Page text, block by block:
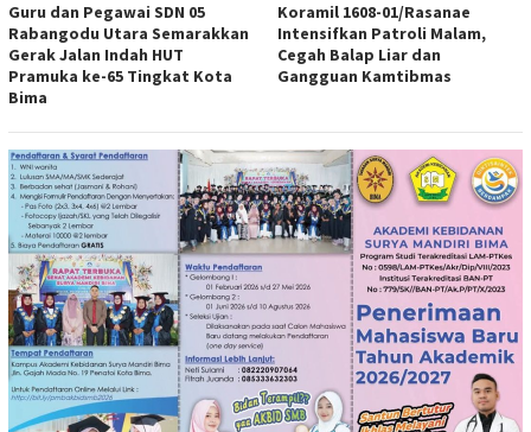
Guru dan Pegawai SDN 05
Rabangodu Utara Semarakkan
Gerak Jalan Indah HUT
Pramuka ke-65 Tingkat Kota
Bima
Koramil 1608-01/Rasanae
Intensifkan Patroli Malam,
Cegah Balap Liar dan
Gangguan Kamtibmas